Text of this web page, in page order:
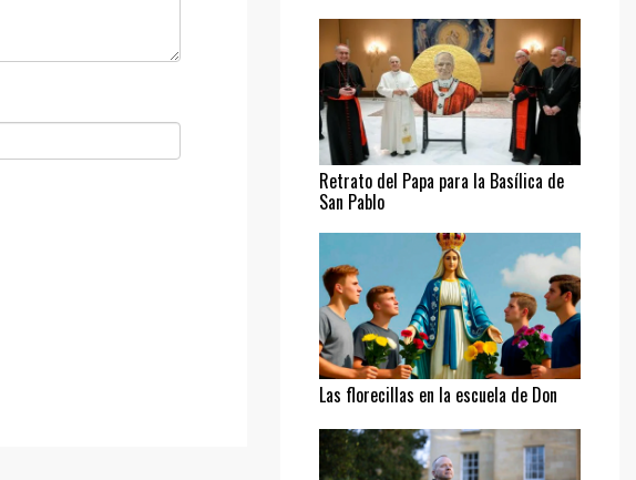
Retrato del Papa para la Basílica de
San Pablo
Las florecillas en la escuela de Don